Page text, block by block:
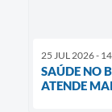
25 JUL 2026 -
SAÚDE NO
ATENDE